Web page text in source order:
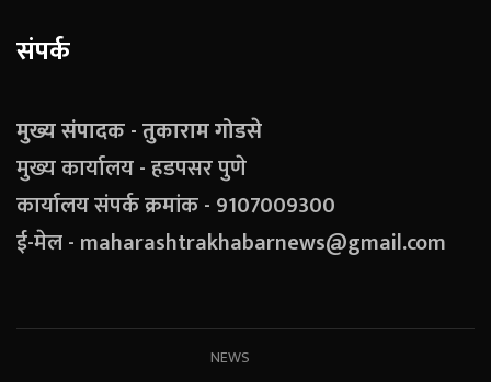
संपर्क
मुख्य संपादक - तुकाराम गोडसे
मुख्य कार्यालय - हडपसर पुणे
कार्यालय संपर्क क्रमांक - 9107009300
ई-मेल - maharashtrakhabarnews@gmail.com
NEWS